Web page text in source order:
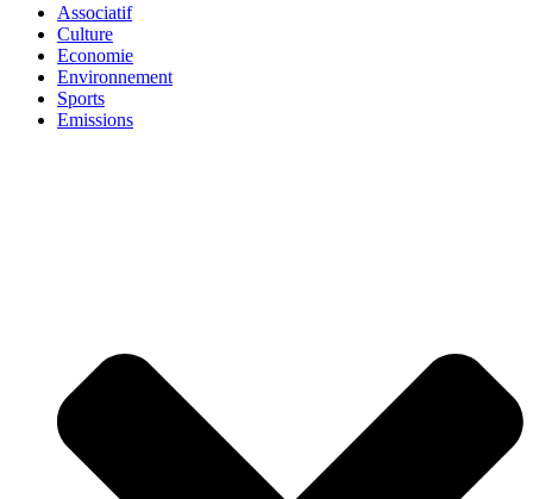
Associatif
Culture
Economie
Environnement
Sports
Emissions